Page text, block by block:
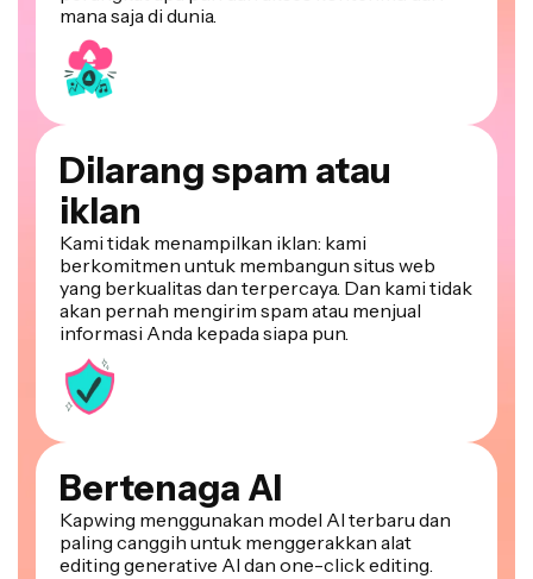
mana saja di dunia.
Dilarang spam atau
iklan
Kami tidak menampilkan iklan: kami
berkomitmen untuk membangun situs web
yang berkualitas dan terpercaya. Dan kami tidak
akan pernah mengirim spam atau menjual
informasi Anda kepada siapa pun.
Bertenaga AI
Kapwing menggunakan model AI terbaru dan
paling canggih untuk menggerakkan alat
editing generative AI dan one-click editing.